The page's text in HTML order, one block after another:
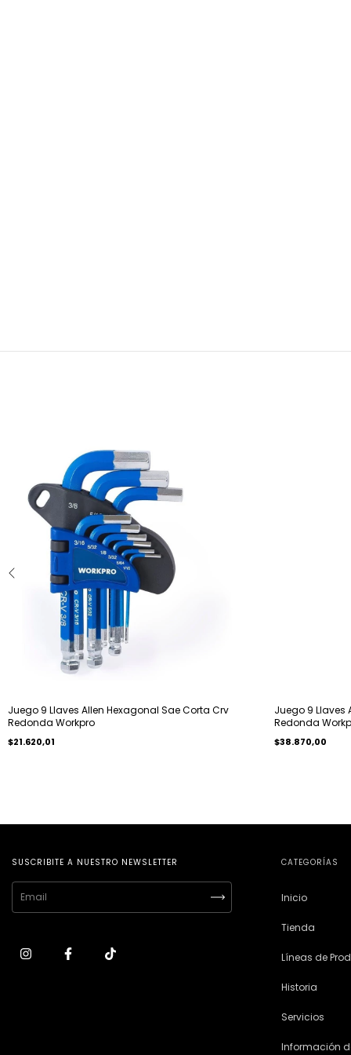
Juego 9 Llaves Allen Hexagonal Sae Corta Crv
Redonda Workpro
$21.620,01
Juego 9 Llaves
Redonda
$38.870,00
SUSCRIBITE A NUESTRO NEWSLETTER CATEGORÍAS
Inicio
Tienda
Líneas de
Historia
Servicios
Información